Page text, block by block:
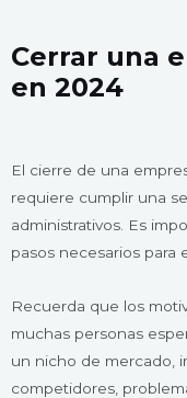
Cerrar una
en 2024
El cierre de una
requiere cumplir una
administrativos. Es
pasos necesarios para
Recuerda que los
muchas personas
un nicho de mercado,
competidores,